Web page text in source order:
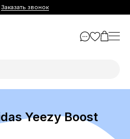
Заказать звонок
Yeezy Boost